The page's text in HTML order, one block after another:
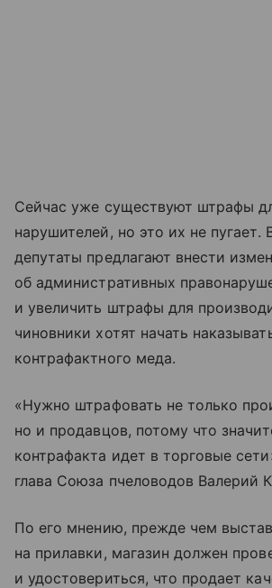
Сейчас уже существуют штрафы
нарушителей, но это их не пугает.
депутаты предлагают внести
об административных
и увеличить штрафы для
чиновники хотят начать
контрафактного меда.
«Нужно штрафовать не только
но и продавцов, потому что
контрафакта идет в торговые
глава Союза пчеловодов Валерий
По его мнению, прежде чем
на прилавки, магазин должен
и удостовериться, что продает